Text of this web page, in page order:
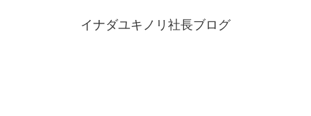
イナダユキノリ社長ブログ